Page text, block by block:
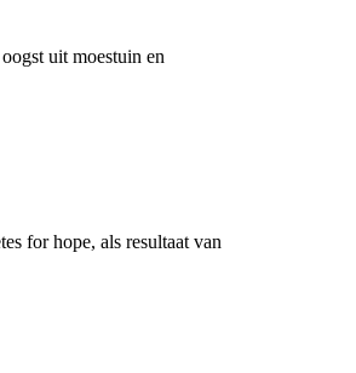
uit moestuin en
for hope, als resultaat van